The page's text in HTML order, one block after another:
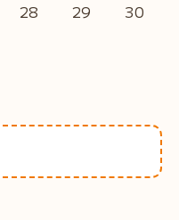
28 29
30